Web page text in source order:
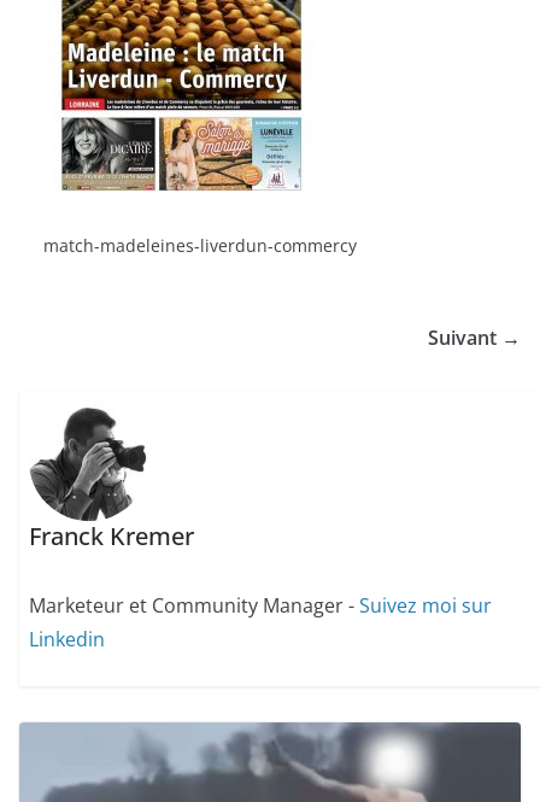
match-madeleines-liverdun-commercy
Suivant →
Franck Kremer
Marketeur et Community Manager -Suivez moi sur
Linkedin